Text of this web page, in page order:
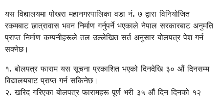
यस विद्यालयमा पोखरा महानगरपालिका वडा नं. ७ द्वारा विनियोजित
रकमबाट छात्रावास भवन निर्माण गर्नुपर्ने भएकाले नेपाल सरकारबाट अनुमति
प्राप्त निर्माण कम्पनीहरूले तल उल्लेखित सर्त अनुसार बोलपत्र पेश गर्न
सक्नेछ।
१. बोलपत्र फाराम यस सूचना प्रकाशित भएको दिनदेखि ३० औं दिनसम्म
विद्यालयबाट प्राप्त गर्न सकिनेछ।
२. खरिद गरिएका बोलपत्र फारामहरू पूर्ण भरी ३५ औं दिन दिनको १२